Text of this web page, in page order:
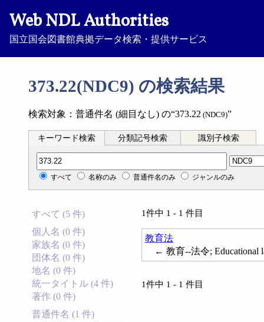
Web NDL Authorities
国立国会図書館典拠データ検索・提供サービス
373.22(NDC9) の検索結果
検索対象：普通件名 (細目なし) の“373.22 (NDC9)”
キーワード検索 分類記号検索 識別子検索
分類記号検索
すべて 名称のみ 普通件名のみ ジャンルのみ
すべて (5 件)
個人名 (0 件)
家族名 (0 件)
団体名 (0 件)
地名 (0 件)
統一タイトル (4 件)
著作 (0 件)
普通件名 (1 件)
1件中 1 - 1 件目
教育法
← 教育--法令; Educational
1件中 1 - 1 件目